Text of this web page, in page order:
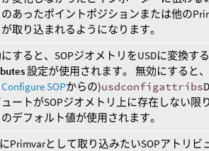
のあったポイントポジションまたは他の
が取り込まれるようになります。
すると、SOPジオメトリをUSDに変換す
設定が使用されます。 無効にすると
Configure SOPからの)usdconfigattribs
ュートがSOPジオメトリ上に存在しない限
デフォルト値が使用されます。
にPrimvarとして取り込みたいSOPアトリビ